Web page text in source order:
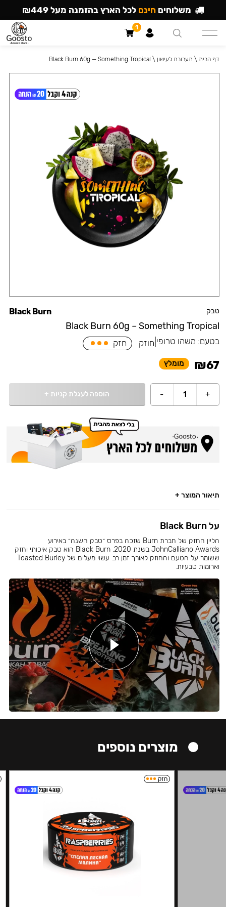
טבק
Black Burn 60g – Something Tropical
Black Burn
בטעם: משהו טרופי חוזק חזק
₪67 מומלץ
+
1
- הוספה לעגלת קניות +
דף הבית \ תערובת לעישון \
Black Burn 60g — Something Tropical
תיאור המוצר +
על Black Burn
הליין החזק של חברת Burn שזכה בפרס ״טבק השנה״ באירוע
JohnCalliano Awards בשנת 2020. Black Burn הוא טבק איכותי וחזק
ששומר על הטעם והחוזק לאורך זמן רב. עשוי מעלים של Toasted Burley
וארומות טבעיות.
מוצרים נוספים
חזק
משלוחים חינם לכל הארץ בהזמנה מעל ₪449
1